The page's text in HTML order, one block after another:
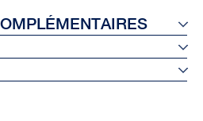
claire le plus gros des